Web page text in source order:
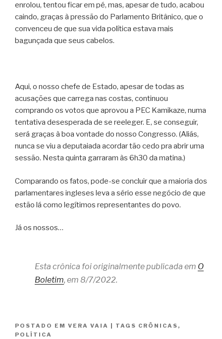
enrolou, tentou ficar em pé, mas, apesar de tudo, acabou
caindo, graças à pressão do Parlamento Britânico, que o
convenceu de que sua vida política estava mais
bagunçada que seus cabelos.
Aqui, o nosso chefe de Estado, apesar de todas as
acusações que carrega nas costas, continuou
comprando os votos que aprovou a PEC Kamikaze, numa
tentativa desesperada de se reeleger. E, se conseguir,
será graças à boa vontade do nosso Congresso. (Aliás,
nunca se viu a deputaiada acordar tão cedo pra abrir uma
sessão. Nesta quinta garraram às 6h30 da matina.)
Comparando os fatos, pode-se concluir que a maioria dos
parlamentares ingleses leva a sério esse negócio de que
estão lá como legítimos representantes do povo.
Já os nossos…
Esta crônica foi originalmente publicada em O
Boletim, em 8/7/2022.
POSTADO EM VERA VAIA TAGS CRÔNICAS ,
POLÍTICA